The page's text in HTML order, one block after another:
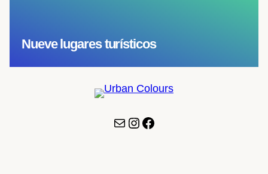
Nueve lugares turísticos
Correo electrónico
Instagram
Facebook